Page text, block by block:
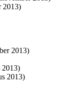
2013)
2013)
2013)
2013)